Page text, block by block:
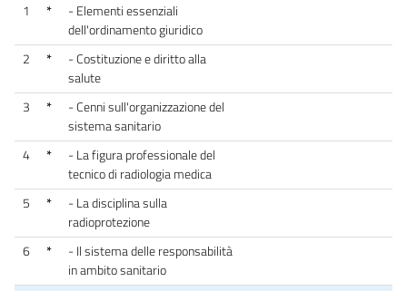
1
*
- Elementi essenziali
dell'ordinamento giuridico
2
*
- Costituzione e diritto alla
salute
3
*
- Cenni sull'organizzazione del
sistema sanitario
4
*
- La figura professionale del
tecnico di radiologia medica
5
*
- La disciplina sulla
radioprotezione
6
*
- Il sistema delle responsabilità
in ambito sanitario